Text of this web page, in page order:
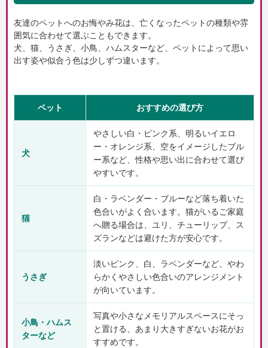
友達のペットへのお悔やみ花は、亡くなったペットの種類や雰
囲気に合わせて選ぶこともできます。
犬、猫、うさぎ、小鳥、ハムスターなど、ペットによって思い
出す姿や似合う色は少しずつ違います。
ペット おすすめの選び方
犬
やさしい白・ピンク系、明るいイエロ
ー・オレンジ系、空をイメージしたブル
ー系など、性格や思い出に合わせて選び
やすいです。
猫
白・ラベンダー・ブルーなど落ち着いた
色合いがよく合います。猫がいるご家庭
へ贈る場合は、ユリ、チューリップ、ス
ズランなどは避けた方が安心です。
うさぎ
淡いピンク、白、ラベンダーなど、やわ
らかくやさしい色合いのアレンジメント
が向いています。
小鳥・ハムス
ターなど
写真や小さなメモリアルスペースにそっ
と置ける、あまり大きすぎないお花がお
すすめです。